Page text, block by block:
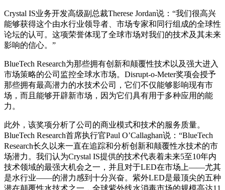
Crystal IS业务开发高级副总裁Therese Jordan说：“我们很高兴
能够获得这个由水行业领导者、市场专家和同行组成的全球性
论坛的认可。这项荣誉体现了全球市场对我们的技术及其未来
影响的信心。”
BlueTech Research为那些拥有创新和颠覆性技术以及强大进入
市场策略的公司监控全球水市场。Disrupt-o-Meter奖项会授予
那些拥有最高潜力的水技术公司，它们不仅能够影响现有市
场，而且能够开辟新市场，因为它们具有用于多种应用的能
力。
此外，该奖项分析了公司的商业模式和技术的服务质量。
BlueTech Research首席执行官Paul O’Callaghan说：“BlueTech
Research长久以来一直在追踪和分析创新和颠覆性水技术的市
场潜力。我们认为Crystal IS提供的技术代表着未来5至10年内
技术领域的最强大机会之一，并且对于LED在市场上——尤其
是水行业——的潜力感到十分兴奋。紫外LED是最顶尖的五种
潜在颠覆性水技术之一，全球紫外线水消毒市场的规模高达11